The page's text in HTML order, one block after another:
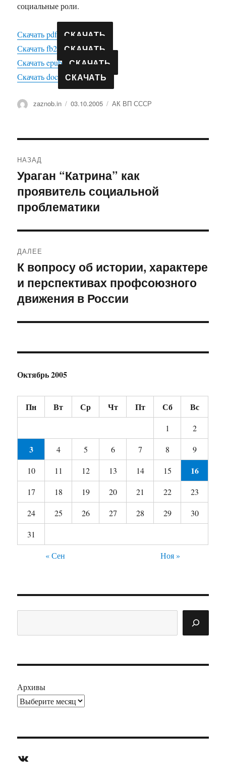
социальные роли.
Скачать pdf СКАЧАТЬ
Скачать fb2 СКАЧАТЬ
Скачать epub СКАЧАТЬ
Скачать doc СКАЧАТЬ
Автор
zaznob.in Опубликовано
03.10.2005 Рубрики
АК ВП СССР
по
записям
НАЗАД
Предыдущая
запись:
Ураган “Катрина” как
проявитель социальной
проблематики
ДАЛЕЕ
Следующая
запись:
К вопросу об истории, характере
и перспективах профсоюзного
движения в России
Октябрь 2005
Пн Вт Ср Чт Пт Сб Вс
1 2
3 4 5 6 7 8
9
10
11 12 13 14 15 16
17 18 19 20 21 22
23
24
25 26 27 28 29
30
31
« Сен
Ноя »
Архивы
ВКонтакте